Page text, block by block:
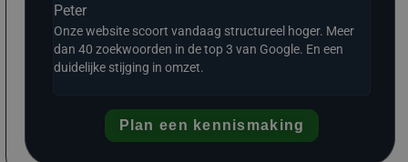
Peter
Onze website scoort vandaag structureel hoger. Meer
dan 40 zoekwoorden in de top 3 van Google. En een
duidelijke stijging in omzet.
Plan een kennismaking